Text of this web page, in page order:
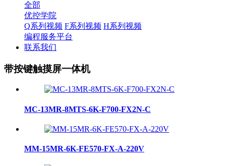
全部
优控学院
Q系列视频 F系列视频 H系列视频
编程服务平台
联系我们
带按键触摸屏一体机
MC-13MR-8MTS-6K-F700-FX2N-C
MM-15MR-6K-FE570-FX-A-220V